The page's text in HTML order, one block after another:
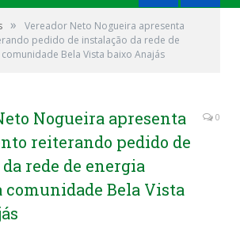
»
Vereador Neto Nogueira apresenta
pedido de instalação da rede de
Bela Vista baixo Anajás
Nogueira apresenta
reiterando pedido de
rede de energia
comunidade Bela Vista
0